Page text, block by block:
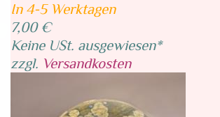
In 4-5 Werktagen
7,00 €
Keine USt. ausgewiesen*
zzgl. Versandkosten